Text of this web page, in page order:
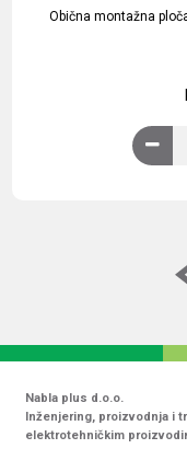
Obična montažna
Nabla plus d.o.o.
Inženjering, proizvodnja i
elektrotehničkim